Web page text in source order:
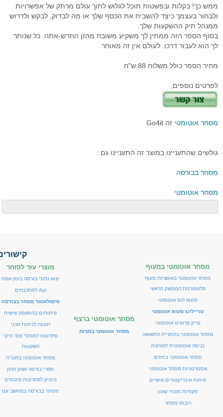
ממש כך! בקלות ובפשטות תוכל לגלוש לתוך עולם מרתק של אפשרויות
ולבחור בעצמך כיצד להשביח את הכסף שלך או מה לבדוק, לבקש ולדרוש
ממנהל תיק ההשקעות שלך.
בסוף הספר הזה ממתין לך משקיע משובח מהזן החדש-אתה. כל שנותר
לך הוא לעבור דרכו. לעולם אין זה מאוחר.
מחיר הספר כולל משלוח 88 ש"ח
לפרטים נוספים,
מסחר אוטומטי זה Go4it
גולשים שהתעניינו במוצר זה התעניינו גם :
מסחר בבורסה
מסחר אוטומטי
מסחר אוטומטי במעוף
מסחר אוטומטי באופציות מעוף
פלטפורמת הממשק הראשי
סטופ לוס אוטומטי
טריילינג סטופ אוטומטי
טייק פרופיט אוטומטי
מסחר אוטומטי בהתניית התשואה
כניסה אוטומטית לפוזיציה
מסחר אוטומטי בחוזים
אסטרטגיות מסחר אוטומטי
פיתוח אינדיקטורים אישיים
פקודות מונחי שעון
רובוט מסחר
מסחר אוטומטי ברצף
מסחר אוטומטי במניות
מוצרי עזר לסוחר
יצוא נתוני בורסה בזמן אמת
Api למתכנתים
סימולאטור מסחר בבורסה
פיתוחים בהתאמה אישית
תוכנה לניתוח טכני
פתרונות למנהלי מס' תיקי
השקעות
מסחר אוטומטי במט"ח
ספרי בורסה ושוק ההון
בוטיק לפתרונות פיננסים
מסחר בבורסה במחשב ענן
מערכת מסחר OrderNet 2
סטופ לוס אוטומטי
טייק פרופיט אוטומטי
פלטפורמת הממשק הראשית
סטופ לוס אוטומטי באופציות מעוף
טריילינג סטופ אוטומטי באופציות
פקודות עוקבות באופציות מעוף
אסטרטגיות מסחר אוטומטי במעוף
פיתוח אינדיקטורים אישיים
פקודות מונחי שעון
סימולאטור מסחר בבורסה
פיתוחים אישים - רובוטי מסחר
תוכנה לניתוח טכני
מסחר בבורסה במחשב ענן
שאלות ותשובות
דרישות מערכת המסחר
חיבור API למתכנתים לבורסה
מסחר אוטומטי בבורסה בחול
מסחר בבורסה
מערכות מסחר
מסחר בבורסה
מסחר בבורסה האמריקאית